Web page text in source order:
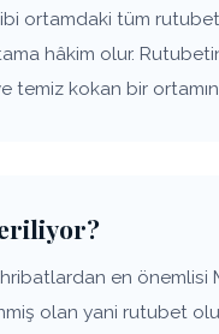
ortamdaki tüm
hâkim olur.
temiz kokan bir
en önemlisi
olan yani rutubet